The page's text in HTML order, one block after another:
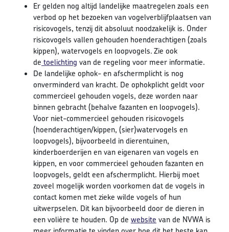
Er gelden nog altijd landelijke maatregelen zoals een
verbod op het bezoeken van vogelverblijfplaatsen van
risicovogels, tenzij dit absoluut noodzakelijk is. Onder
risicovogels vallen gehouden hoenderachtigen (zoals
kippen), watervogels en loopvogels. Zie ook
de toelichting van de regeling voor meer informatie.
De landelijke ophok- en afschermplicht is nog
onverminderd van kracht. De ophokplicht geldt voor
commercieel gehouden vogels, deze worden naar
binnen gebracht (behalve fazanten en loopvogels).
Voor niet-commercieel gehouden risicovogels
(hoenderachtigen/kippen, (sier)watervogels en
loopvogels), bijvoorbeeld in dierentuinen,
kinderboerderijen en van eigenaren van vogels en
kippen, en voor commercieel gehouden fazanten en
loopvogels, geldt een afschermplicht. Hierbij moet
zoveel mogelijk worden voorkomen dat de vogels in
contact komen met zieke wilde vogels of hun
uitwerpselen. Dit kan bijvoorbeeld door de dieren in
een volière te houden. Op de website van de NVWA is